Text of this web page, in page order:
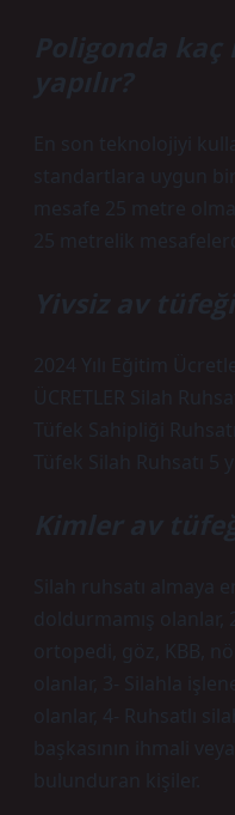
Poligonda kaç
yapılır?
En son teknolojiyi
standartlara uygun
mesafe 25 metre
25 metrelik
Yivsiz av
2024 Yılı Eğitim
ÜCRETLER Silah
Tüfek Sahipliği
Tüfek Silah Ruhsatı 5
Kimler av
Silah ruhsatı almaya
doldurmamış olanlar,
ortopedi, göz, KBB,
olanlar, 3- Silahla
olanlar, 4- Ruhsatlı
başkasının ihmali
bulunduran kişiler.